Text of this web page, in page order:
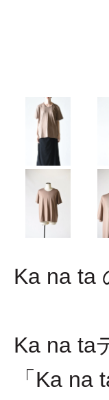
Ka na ta
Ka na ta
「Ka na